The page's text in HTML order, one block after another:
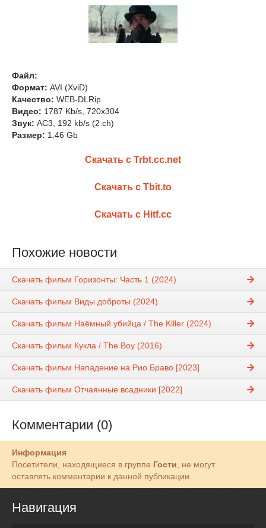
Файл:
Формат: AVI (XviD)
Качество: WEB-DLRip
Видео: 1787 Kb/s, 720x304
Звук: AC3, 192 kb/s (2 ch)
Размер: 1.46 Gb
Скачать с Trbt.cc.net
Скачать с Tbit.to
Скачать с Hitf.cc
Похожие новости
Скачать фильм Горизонты: Часть 1 (2024)
Скачать фильм Виды доброты (2024)
Скачать фильм Наёмный убийца / The Killer (2024)
Скачать фильм Кукла / The Boy (2016)
Скачать фильм Нападение на Рио Браво [2023]
Скачать фильм Отчаянные всадники [2022]
Комментарии (0)
Информация
Посетители, находящиеся в группе Гости, не могут
оставлять комментарии к данной публикации.
Навигация